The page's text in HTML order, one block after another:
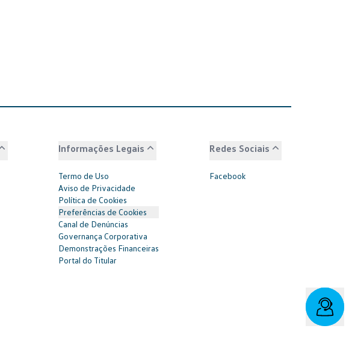
Informações Legais
Termo de Uso
Aviso de Privacidade
Política de Cookies
Preferências de Cookies
Canal de Denúncias
Governança Corporativa
Demonstrações Financeiras
Portal do Titular
Redes Sociais
Facebook